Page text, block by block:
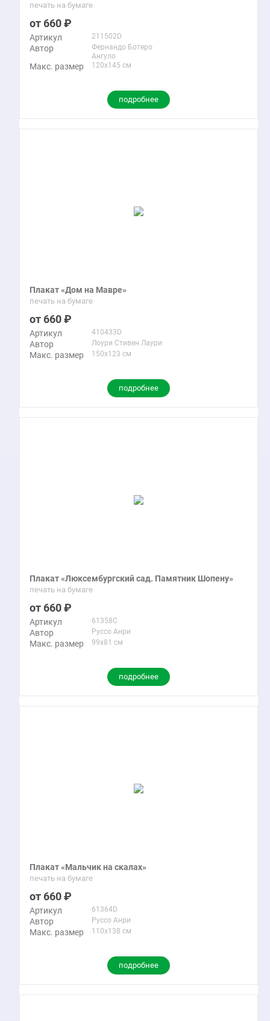
печать на бумаге
660
Артикул 211502D
Автор
Фернандо Ботеро
Ангуло
Макс. размер 120x145 см
подробнее
Плакат «Дом на Мавре»
печать на бумаге
660
Артикул 410433D
Автор Лоури Стивен Лаури
Макс. размер 150x123 см
подробнее
Плакат «Люксембургский сад. Памятник Шопену»
печать на бумаге
660
Артикул 61358C
Автор Руссо Анри
Макс. размер 99x81 см
подробнее
Плакат «Мальчик на скалах»
печать на бумаге
660
Артикул 61364D
Автор Руссо Анри
Макс. размер 110x138 см
подробнее